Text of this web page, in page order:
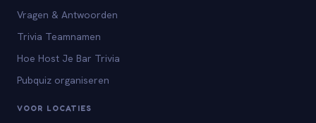
Vragen & Antwoorden
Trivia Teamnamen
Hoe Host Je Bar Trivia
Pubquiz organiseren
VOOR LOCATIES